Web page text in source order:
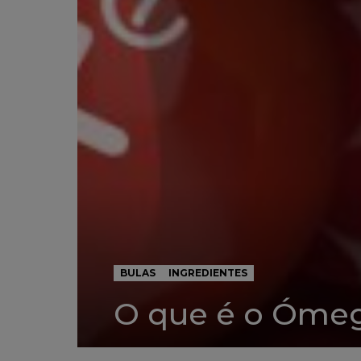
BULAS INGREDIENTES
O que é o